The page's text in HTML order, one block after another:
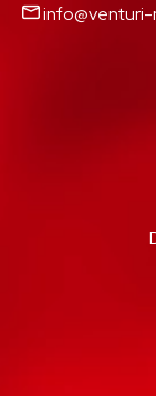
info@venturi-